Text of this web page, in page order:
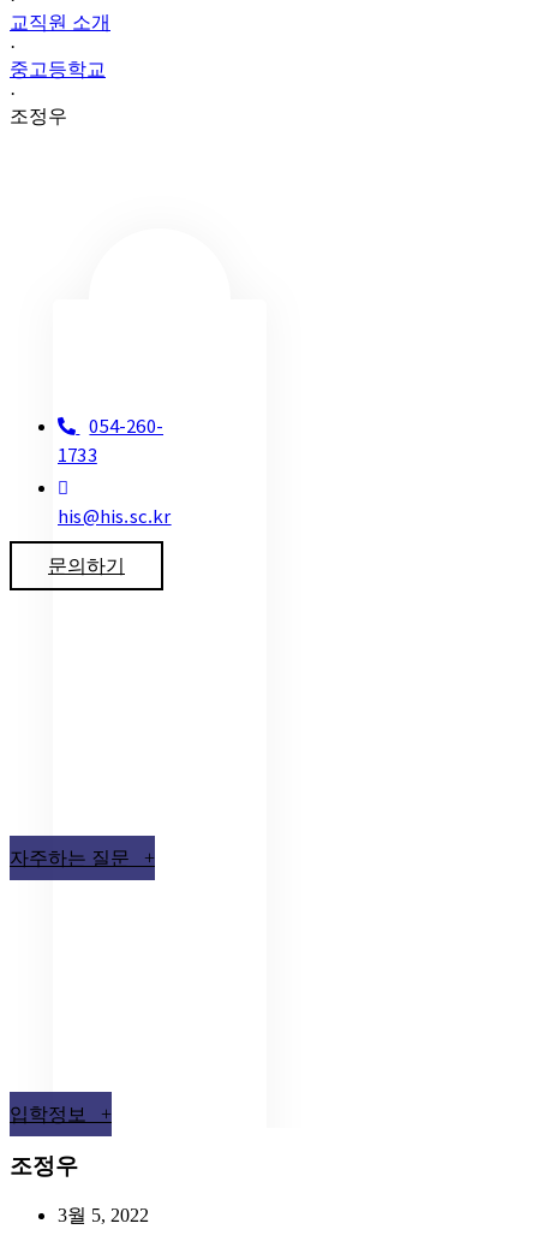
교직원 소개
·
중고등학교
·
조정우
054-260-
1733
his@his.sc.kr
문의하기
자주하는 질문 +
입학정보 +
조정우
3월 5, 2022